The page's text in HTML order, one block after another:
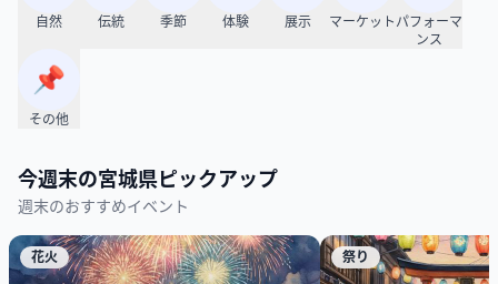
自然 伝統 季節 体験 展示 マーケット パフォーマ
ンス
📌
その他
今週末の宮城県 ピックアップ
週末のおすすめイベント
花火 祭り